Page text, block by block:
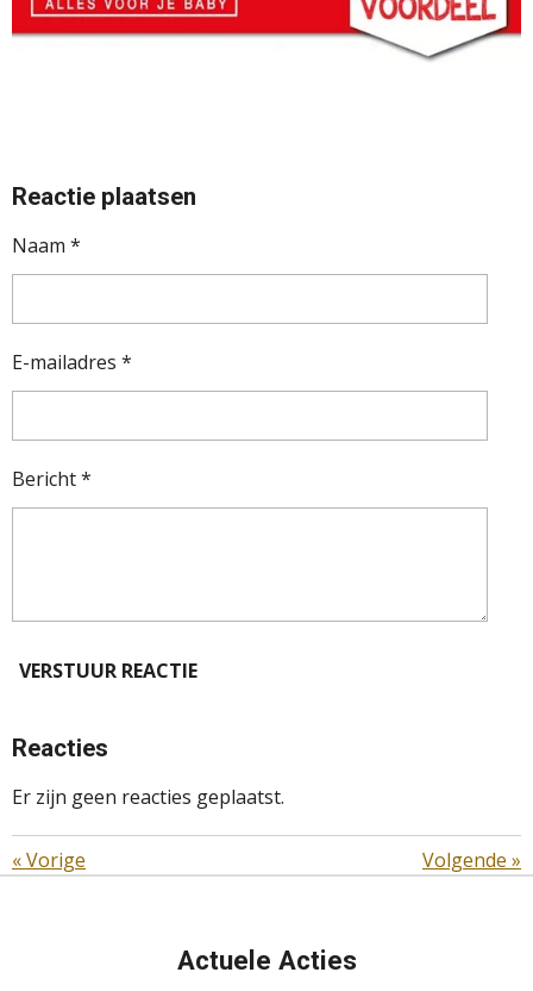
Reactie plaatsen
Naam *
E-mailadres *
Bericht *
VERSTUUR REACTIE
Reacties
Er zijn geen reacties geplaatst.
«Vorige Volgende »
Actuele Acties